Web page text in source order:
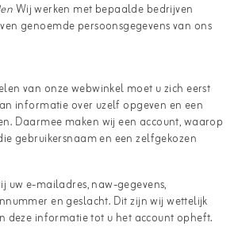
Wij werken met bepaalde bedrijven
genoemde persoonsgegevens van ons
van onze webwinkel moet u zich eerst
informatie over uzelf opgeven en een
Daarmee maken wij een account, waarop
gebruikersnaam en een zelfgekozen
uw e-mailadres, naw-gegevens,
en geslacht. Dit zijn wij wettelijk
deze informatie tot u het account opheft.